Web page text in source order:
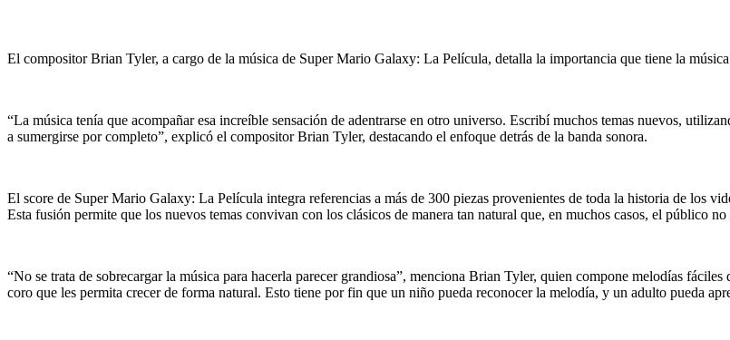
El compositor Brian Tyler, a cargo de la música de Super Mario Galaxy: La Película, detalla la importancia que tiene la
“La música tenía que acompañar esa increíble sensación de adentrarse en otro universo. Escribí muchos temas nuevos,
a sumergirse por completo”, explicó el compositor Brian Tyler, destacando el enfoque detrás de la banda sonora.
El score de Super Mario Galaxy: La Película integra referencias a más de 300 piezas provenientes de toda la historia de los
Esta fusión permite que los nuevos temas convivan con los clásicos de manera tan natural que, en muchos casos, el público
“No se trata de sobrecargar la música para hacerla parecer grandiosa”, menciona Brian Tyler, quien compone melodías
coro que les permita crecer de forma natural. Esto tiene por fin que un niño pueda reconocer la melodía, y un adulto pueda